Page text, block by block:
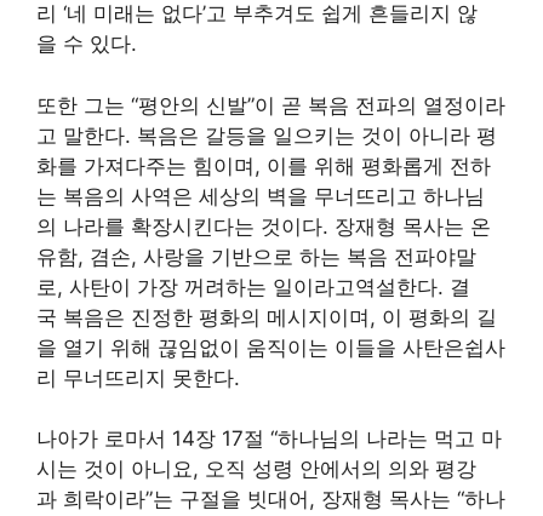
리 ‘네 미래는 없다’고 부추겨도 쉽게 흔들리지 않
을 수 있다.
또한 그는 “평안의 신발”이 곧 복음 전파의 열정이라
고 말한다. 복음은 갈등을 일으키는 것이 아니라 평
화를 가져다주는 힘이며, 이를 위해 평화롭게 전하
는 복음의 사역은 세상의 벽을 무너뜨리고 하나님
의 나라를 확장시킨다는 것이다. 장재형 목사는 온
유함, 겸손, 사랑을 기반으로 하는 복음 전파야말
로, 사탄이 가장 꺼려하는 일이라고역설한다. 결
국 복음은 진정한 평화의 메시지이며, 이 평화의 길
을 열기 위해 끊임없이 움직이는 이들을 사탄은쉽사
리 무너뜨리지 못한다.
나아가 로마서 14장 17절 “하나님의 나라는 먹고 마
시는 것이 아니요, 오직 성령 안에서의 의와 평강
과 희락이라”는 구절을 빗대어, 장재형 목사는 “하나